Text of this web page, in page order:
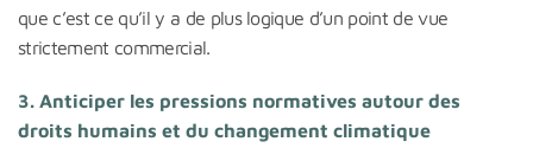
que c’est ce qu’il y a de plus logique d’un point de vue
strictement commercial.
3. Anticiper les pressions normatives autour des
droits humains et du changement climatique